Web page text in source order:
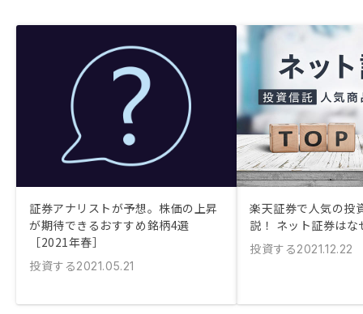
証券アナリストが予想。株価の上昇
が期待できるおすすめ銘柄4選
［2021年春］
投資する2021.05.21
楽天証券で人気の投
説！ ネット証券はな
投資する2021.12.22